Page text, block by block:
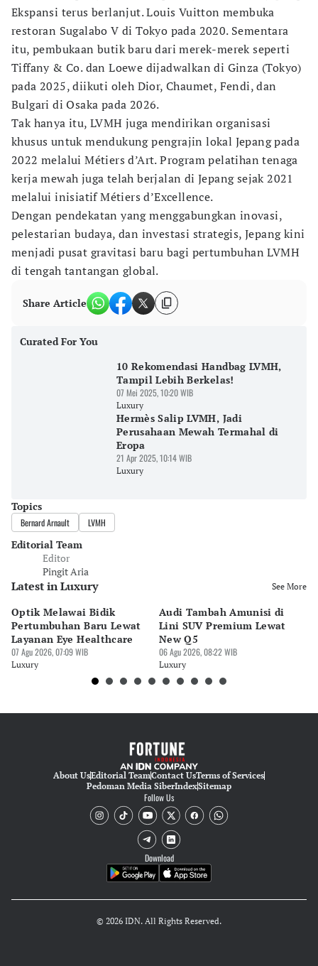
Ekspansi terus berlanjut. Louis Vuitton membuka
restoran Sugalabo V di Tokyo pada 2020. Sementara
itu, pembukaan butik baru dari merek-merek seperti
Tiffany & Co. dan Loewe dijadwalkan di Ginza (Tokyo)
pada 2025, diikuti oleh Dior, Chaumet, Fendi, dan
Bulgari di Osaka pada 2026.
Tak hanya itu, LVMH juga mendirikan organisasi
khusus untuk mendukung pengrajin lokal Jepang pada
2022 melalui Métiers d’Art. Program pelatihan tenaga
kerja mewah juga telah berjalan di Jepang sejak 2021
melalui inisiatif Métiers d’Excellence.
Dengan pendekatan yang menggabungkan inovasi,
pelestarian budaya, dan investasi strategis, Jepang kini
menjadi pusat gravitasi baru bagi pertumbuhan LVMH
di tengah tantangan global.
Share Article
Curated For You
10 Rekomendasi Handbag LVMH,
Tampil Lebih Berkelas!
07 Mei 2025, 10:20 WIB
Luxury
Hermès Salip LVMH, Jadi
Perusahaan Mewah Termahal di
Eropa
21 Apr 2025, 10:14 WIB
Luxury
Topics
Bernard Arnault LVMH
Editorial Team
Editor
Pingit Aria
Latest in Luxury See More
Optik Melawai Bidik
Pertumbuhan Baru Lewat
Layanan Eye Healthcare
07 Agu 2026, 07:09 WIB
Luxury
Audi Tambah Amunisi di
Lini SUV Premium Lewat
New Q5
06 Agu 2026, 08:22 WIB
Luxury
About UsEditorial TeamContact UsTerms of Services
Pedoman Media SiberIndexSitemap
Follow Us
Download
© 2026 IDN. All Rights Reserved.